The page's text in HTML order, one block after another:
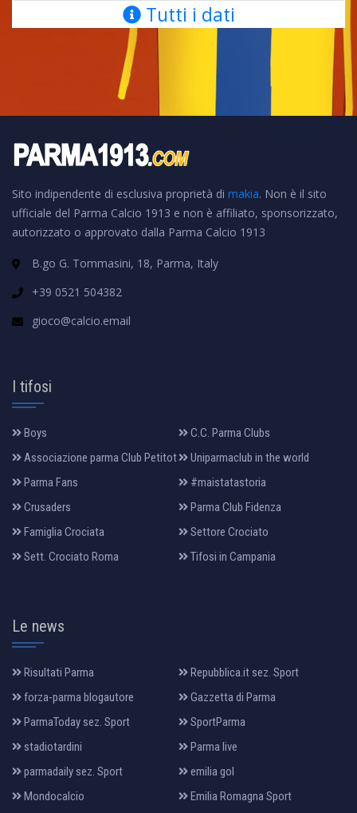
Tutti i dati
Sito indipendente di esclusiva proprietà di makia. Non è il sito
ufficiale del Parma Calcio 1913 e non è affiliato, sponsorizzato,
autorizzato o approvato dalla Parma Calcio 1913
B.go G. Tommasini, 18, Parma, Italy
+39 0521 504382
gioco@calcio.email
I tifosi
Boys
C.C. Parma Clubs
Associazione parma Club Petitot
Uniparmaclub in the world
Parma Fans
#maistatastoria
Crusaders
Parma Club Fidenza
Famiglia Crociata
Settore Crociato
Sett. Crociato Roma
Tifosi in Campania
Le news
Risultati Parma
Repubblica.it sez. Sport
forza-parma blogautore
Gazzetta di Parma
ParmaToday sez. Sport
SportParma
stadiotardini
Parma live
parmadaily sez. Sport
emilia gol
Mondocalcio
Emilia Romagna Sport